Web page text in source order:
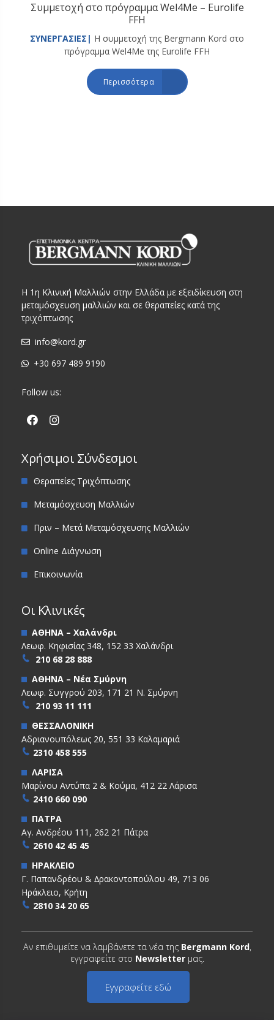
Συμμετοχή στο πρόγραμμα Wel4Me – Eurolife
FFH
ΣΥΝΕΡΓΑΣΙΕΣ| Η συμμετοχή της Bergmann Kord στο
πρόγραμμα Wel4Me της Eurolife FFH
Περισσότερα
Η 1η Κλινική Μαλλιών στην Ελλάδα με εξειδίκευση στη
μεταμόσχευση μαλλιών και σε θεραπείες κατά της
τριχόπτωσης
info@kord.gr
+30 697 489 9190
Follow us:
Χρήσιμοι Σύνδεσμοι
Θεραπείες Τριχόπτωσης
Μεταμόσχευση Μαλλιών
Πριν – Μετά Μεταμόσχευσης Μαλλιών
Online Διάγνωση
Επικοινωνία
Οι Κλινικές
ΑΘΗΝΑ – Χαλάνδρι
Λεωφ. Κηφισίας 348, 152 33 Χαλάνδρι
210 68 28 888
ΑΘΗΝΑ – Νέα Σμύρνη
Λεωφ. Συγγρού 203, 171 21 Ν. Σμύρνη
210 93 11 111
ΘΕΣΣΑΛΟΝΙΚΗ
Αδριανουπόλεως 20, 551 33 Καλαμαριά
2310 458 555
ΛΑΡΙΣΑ
Μαρίνου Αντύπα 2 & Κούμα, 412 22 Λάρισα
2410 660 090
ΠΑΤΡΑ
Αγ. Ανδρέου 111, 262 21 Πάτρα
2610 42 45 45
ΗΡΑΚΛΕΙΟ
Γ. Παπανδρέου & ∆ρακοντοπούλου 49, 713 06
Ηράκλειο, Κρήτη
2810 34 20 65
Αν επιθυμείτε να λαμβάνετε τα νέα της Bergmann Kord,
εγγραφείτε στο Newsletterμας.
Εγγραφείτε εδώ